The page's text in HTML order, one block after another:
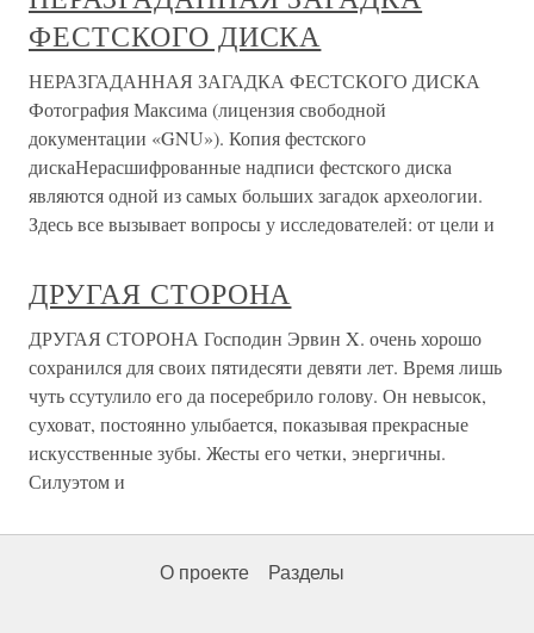
ФЕСТСКОГО ДИСКА
НЕРАЗГАДАННАЯ ЗАГАДКА ФЕСТСКОГО ДИСКА
Фотография Максима (лицензия свободной
документации «GNU»). Копия фестского
дискаНерасшифрованные надписи фестского диска
являются одной из самых больших загадок археологии.
Здесь все вызывает вопросы у исследователей: от цели и
ДРУГАЯ СТОРОНА
ДРУГАЯ СТОРОНА Господин Эрвин X. очень хорошо
сохранился для своих пятидесяти девяти лет. Время лишь
чуть ссутулило его да посеребрило голову. Он невысок,
суховат, постоянно улыбается, показывая прекрасные
искусственные зубы. Жесты его четки, энергичны.
Силуэтом и
О проекте Разделы